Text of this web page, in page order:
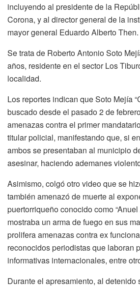
incluyendo al presidente de la
Corona, y al director general de la
mayor general Eduardo Alberto Then.
Se trata de Roberto Antonio Soto
años, residente en el sector Los
localidad.
Los reportes indican que Soto Mejía
buscado desde el pasado 2 de
amenazas contra el primer
titular policial, manifestando que, si
ambos se presentaban al municipio
asesinar, haciendo ademanes
Asimismo, colgó otro video que se
también amenazó de muerte al
puertorriqueño conocido como “Anuel
mostraba un arma de fuego en sus
prolifera amenazas contra ex
reconocidos periodistas que laboran
informativas internacionales, entre
Durante el apresamiento, al detenido